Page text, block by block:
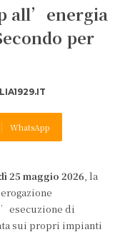
all’energia
per
WhatsApp
25 maggio 2026, la
di
sui propri impianti